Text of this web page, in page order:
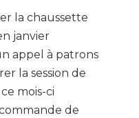
la chaussette
janvier
appel à patrons
la session de
mois-ci
de